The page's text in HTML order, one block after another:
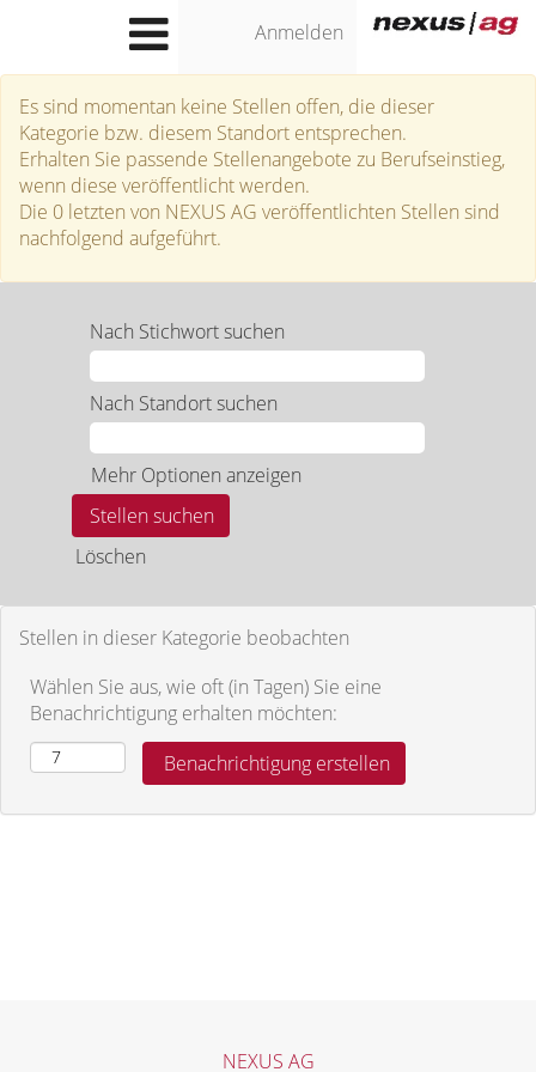
Anmelden
Berufseinstieg
Es sind momentan keine Stellen offen, die dieser
Kategorie bzw. diesem Standort entsprechen.
Erhalten Sie passende Stellenangebote zu Berufseinstieg,
wenn diese veröffentlicht werden.
Die 0 letzten von NEXUS AG veröffentlichten Stellen sind
nachfolgend aufgeführt.
Nach Stichwort suchen
Nach Standort suchen
Mehr Optionen anzeigen
Löschen
Stellen in dieser Kategorie beobachten
Wählen Sie aus, wie oft (in Tagen) Sie eine
Benachrichtigung erhalten möchten:
NEXUS AG